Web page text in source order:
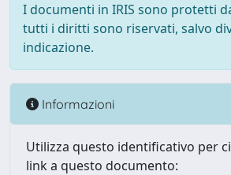
I documenti in IRIS sono protetti
tutti i diritti sono riservati, salvo
indicazione.
Informazioni
Utilizza questo identificativo per
link a questo documento: